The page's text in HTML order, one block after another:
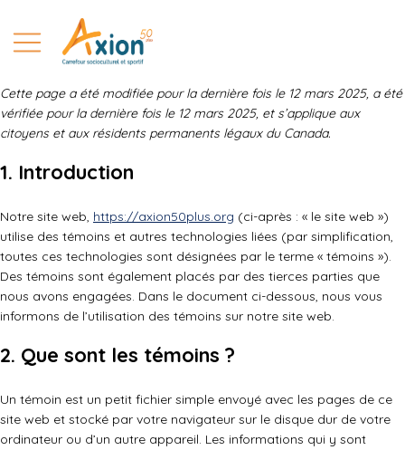
DÉCOUVRIR AXION 50 PLUS
ABONNEMENT
LOCATION DE SALLES
ÉVÉNEMENTS
DEVENEZ PARTENAIRE
BISTRO AXION 50 PLUS
Cette page a été modifiée pour la dernière fois le 12 mars 2025, a été
vérifiée pour la dernière fois le 12 mars 2025, et s’applique aux
citoyens et aux résidents permanents légaux du Canada.
1. Introduction
Notre site web, https://axion50plus.org (ci-après : « le site web »)
utilise des témoins et autres technologies liées (par simplification,
toutes ces technologies sont désignées par le terme « témoins »).
Des témoins sont également placés par des tierces parties que
nous avons engagées. Dans le document ci-dessous, nous vous
informons de l’utilisation des témoins sur notre site web.
2. Que sont les témoins ?
Un témoin est un petit fichier simple envoyé avec les pages de ce
site web et stocké par votre navigateur sur le disque dur de votre
ordinateur ou d’un autre appareil. Les informations qui y sont